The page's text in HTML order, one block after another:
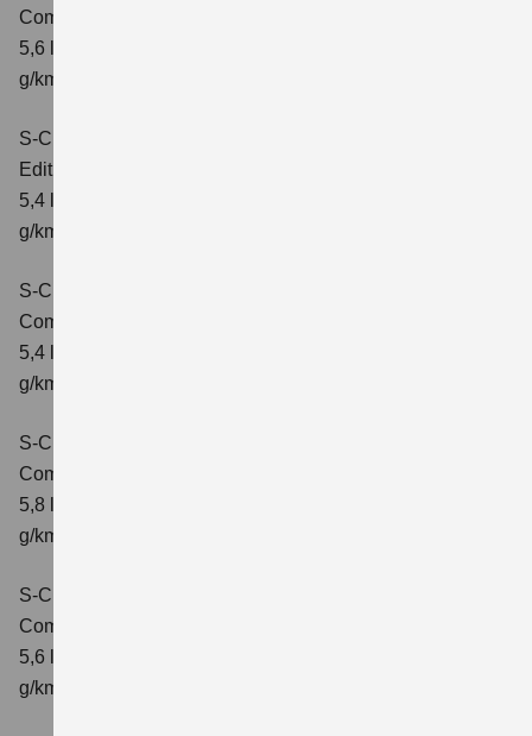
Comfort+
5,6 l/100km; kombinierter Wert der CO₂-Emission: 127
g/km; CO₂-Klasse: D
S-Cross 1.4 BOOSTERJET HYBRID
Edition
5,4 l/100 km; kombinierter Wert der CO2-Emission: 121
g/km; CO2-Klasse: D
S-Cross 1.4 BOOSTERJET HYBRID
Comfort
5,4 l/100 km; kombinierter Wert der CO2-Emission: 121
g/km; CO2-Klasse: D
S-Cross 1.4 BOOSTERJET HYBRID AT
Comfort
5,8 l/100 km; kombinierter Wert der CO2-Emission: 132
g/km; CO2-Klasse: D
S-Cross 1.4 BOOSTERJET HYBRID ALLGRIP
Comfort
5,6 l/100 km; kombinierter Wert der CO2-Emission: 131
g/km; CO2-Klasse: D